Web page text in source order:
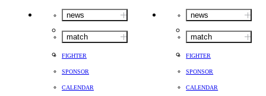
news
match
FIGHTER
SPONSOR
CALENDAR
news
match
FIGHTER
SPONSOR
CALENDAR